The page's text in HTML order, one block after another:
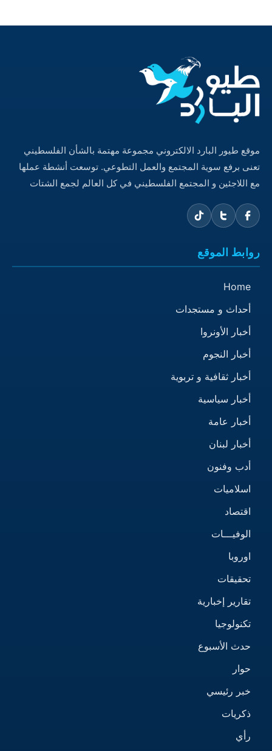
موقع طيور البارد الالكتروني مجموعة مهتمة بالشأن الفلسطيني
تعنى برفع سوية المجتمع والعمل التطوعي. توسعت أنشطة عملها
مع اللاجئين و المجتمع الفلسطيني في كل العالم لجمع الشتات
روابط الموقع
Home
أحداث و مستجدات
أخبار الأونروا
أخبار النجوم
أخبار ثقافية و تربوية
أخبار سياسية
أخبار عامة
أخبار لبنان
أدب وفنون
اسلاميات
اقتصاد
الوفيـــات
اوروبا
تحقيقات
تقارير إخبارية
تكنولوجيا
حدث الأسبوع
حوار
خبر رئيسي
ذكريات
رأي